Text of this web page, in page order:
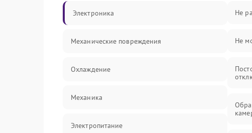
Электроника
Механические повреждения
Охлаждение
Механика
Электропитание
Не
Не